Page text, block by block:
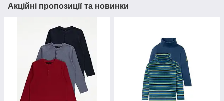
Акційні пропозиції та новинки